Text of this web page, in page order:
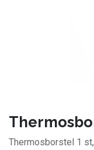
Thermosborstel 1